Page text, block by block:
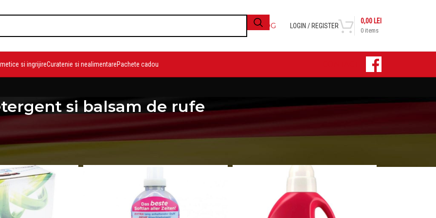
BLOG LOGIN / REGISTER
0 items
0,00 LEI
si ingrijireCuratenie si nealimentarePachete cadou
si balsam de rufe
si balsam de rufe/Pagina 3